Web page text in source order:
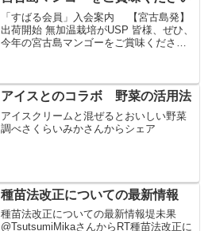
「すばる会員」入会案内 【宮古島発】
出荷開始 無加温栽培がUSP 皆様、ぜひ、
今年の宮古島マンゴーをご賞味くださ
アイスとのコラボ 野菜の活用法
アイスクリームと混ぜるとおいしい野菜
調べさくらいみかさんからシェア
種苗法改正についての最新情報
種苗法改正についての最新情報堤未果
@TsutsumiMikaさんからRT種苗法改正に